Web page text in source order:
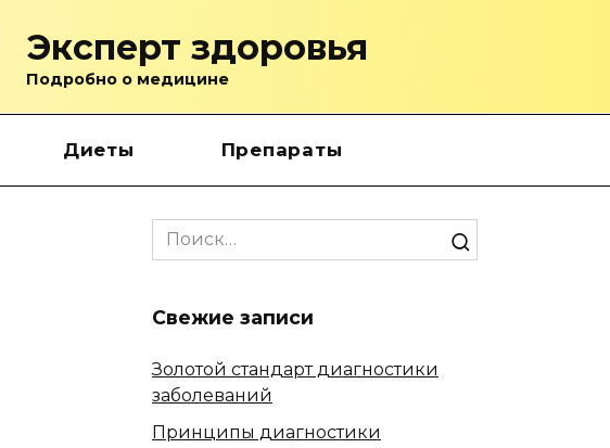
Эксперт здоровья
Подробно о медицине
Диеты Препараты
Search
for:
Свежие записи
Золотой стандарт диагностики
заболеваний
Принципы диагностики